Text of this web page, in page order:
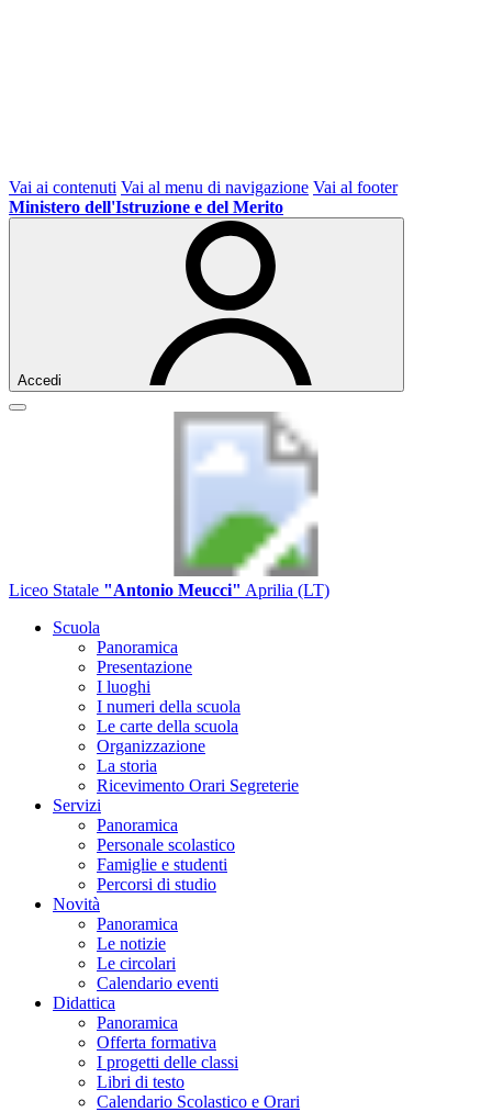
Vai ai contenuti Vai al menu di navigazione Vai al footer
Ministero dell'Istruzione e del Merito
Accedi
Liceo Statale "Antonio Meucci" Aprilia (LT)
Scuola
Panoramica
Presentazione
I luoghi
I numeri della scuola
Le carte della scuola
Organizzazione
La storia
Ricevimento Orari Segreterie
Servizi
Panoramica
Personale scolastico
Famiglie e studenti
Percorsi di studio
Novità
Panoramica
Le notizie
Le circolari
Calendario eventi
Didattica
Panoramica
Offerta formativa
I progetti delle classi
Libri di testo
Calendario Scolastico e Orari